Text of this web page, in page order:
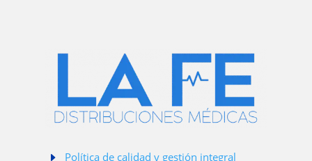
E Política de calidad y gestión integral